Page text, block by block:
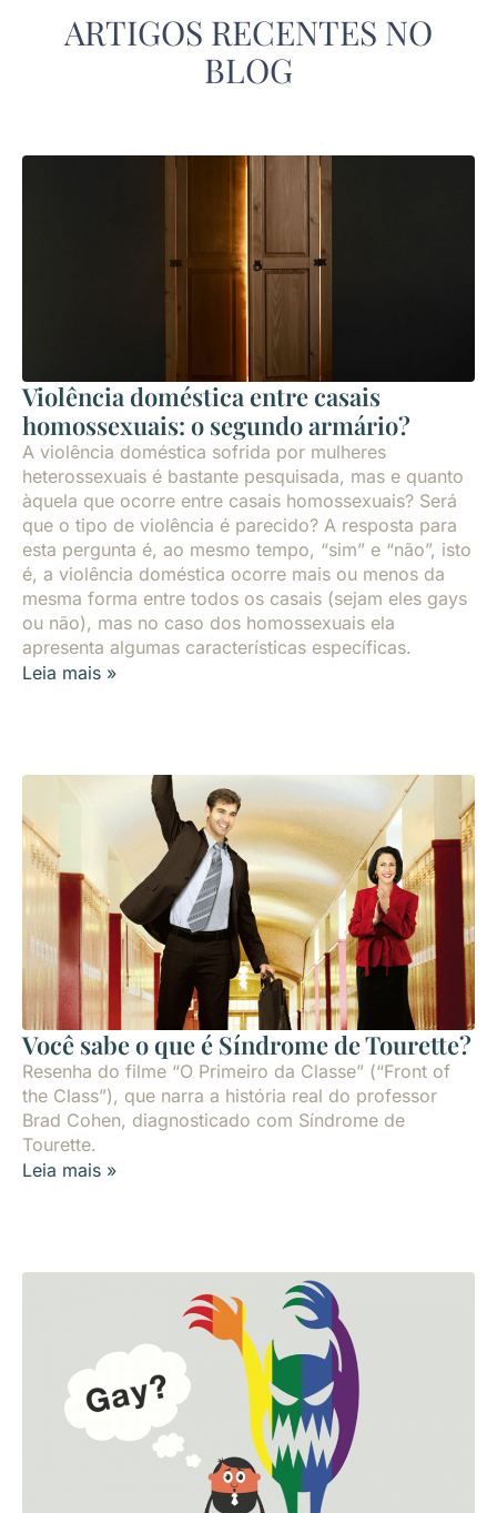
ARTIGOS RECENTES NO
BLOG
Violência doméstica entre casais
homossexuais: o segundo armário?
A violência doméstica sofrida por mulheres
heterossexuais é bastante pesquisada, mas e quanto
àquela que ocorre entre casais homossexuais? Será
que o tipo de violência é parecido? A resposta para
esta pergunta é, ao mesmo tempo, “sim” e “não”, isto
é, a violência doméstica ocorre mais ou menos da
mesma forma entre todos os casais (sejam eles gays
ou não), mas no caso dos homossexuais ela
apresenta algumas características específicas.
Leia mais »
Você sabe o que é Síndrome de Tourette?
Resenha do filme “O Primeiro da Classe” (“Front of
the Class”), que narra a história real do professor
Brad Cohen, diagnosticado com Síndrome de
Tourette.
Leia mais »